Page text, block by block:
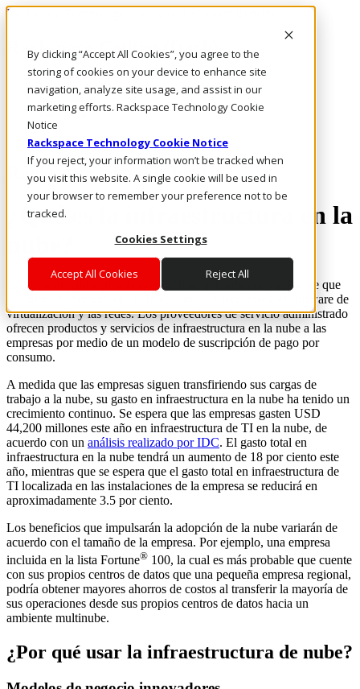
By clicking “Accept All Cookies”, you agree to the
storing of cookies on your device to enhance site
navigation, analyze site usage, and assist in our
marketing efforts. Rackspace Technology Cookie
Notice
Rackspace Technology Cookie Notice
If you reject, your information won’t be tracked when
you visit this website. A single cookie will be used in
your browser to remember your preference not to be
tracked.
Cookies Settings
Accept All Cookies Reject All
Rackspace Technology: Multicloud Solution Experts
Rackspace Ceiling (Dark)
Call Us
Live Chat
Email Us
Rackspace Cloud Library
¿Qué es la infraestructura en la
La infraestructura en la nube se refiere al hardware y software que
soportan el cómputo en la nube, como los servidores, el software de
virtualización y las redes. Los proveedores de servicio administrado
ofrecen productos y servicios de infraestructura en la nube a las
empresas por medio de un modelo de suscripción de pago por
consumo.
A medida que las empresas siguen transfiriendo sus cargas de
trabajo a la nube, su gasto en infraestructura en la nube ha tenido un
crecimiento continuo. Se espera que las empresas gasten USD
44,200 millones este año en infraestructura de TI en la nube, de
acuerdo con un análisis realizado por IDC. El gasto total en
infraestructura en la nube tendrá un aumento de 18 por ciento este
año, mientras que se espera que el gasto total en infraestructura de
TI localizada en las instalaciones de la empresa se reducirá en
aproximadamente 3.5 por ciento.
Los beneficios que impulsarán la adopción de la nube variarán de
acuerdo con el tamaño de la empresa. Por ejemplo, una empresa
incluida en la lista Fortune® 100, la cual es más probable que cuente
con sus propios centros de datos que una pequeña empresa regional,
podría obtener mayores ahorros de costos al transferir la mayoría de
sus operaciones desde sus propios centros de datos hacia un
ambiente multinube.
¿Por qué usar la infraestructura de nube?